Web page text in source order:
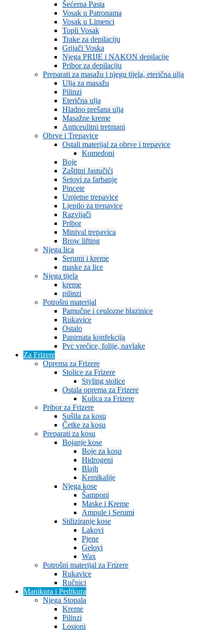
Šećerna Pasta
Vosak u Patronama
Vosak u Limenci
Topli Vosak
Trake za depilaciju
Grijači Voska
Njega PRIJE i NAKON depilacije
Pribor za depilaciju
Preparati za masažu i njegu tijela, eterična ulja
Ulja za masažu
Pilinzi
Eterična ulja
Hladno prešana ulja
Masažne kreme
Anticeulitni tretmani
Obrve i Trepavice
Ostali materijal za obrve i trepavice
Komedoni
Boje
Zaštitni Jastučići
Setovi za farbanje
Pincete
Umjetne trepavice
Ljepilo za trepavice
Razvijači
Pribor
Minival trepavica
Brow lifting
Njega lica
Serumi i kreme
maske za lice
Njega tijela
kreme
pilinzi
Potrošni materijal
Pamučne i ceulozne blazinice
Rukavice
Ostalo
Papirnata konfekcija
Pvc vrećice, folije, navlake
Za Frizere
Oprema za Frizere
Stolice za Frizere
Styling stolice
Ostala oprema za Frizere
Kolica za Frizere
Pribor za Frizere
Sušila za kosu
Četke za kosu
Preparati za kosu
Bojanje kose
Boje za kosu
Hidrogeni
Blajh
Kemikalije
Njega kose
Šamponi
Maske i Kreme
Ampule i Serumi
Stiliziranje kose
Lakovi
Pjene
Gelovi
Wax
Potrošni materijal za Frizere
Rukavice
Ručnici
Manikura i Pedikura
Njega Stopala
Kreme
Pilinzi
Losioni